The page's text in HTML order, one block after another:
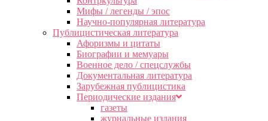
Мифы / легенды / эпос
Научно-популярная литература
Публицистическая литература
Афоризмы и цитаты
Биографии и мемуары
Военное дело / спецслужбы
Документальная литература
Зарубежная публицистика
Периодические издания
газеты
журнальные издания